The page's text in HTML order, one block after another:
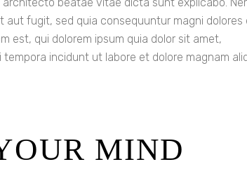
fugit, sed quia consequuntur magni dolores
est, qui dolorem ipsum quia dolor sit amet,
incidunt ut labore et dolore magnam
MIND